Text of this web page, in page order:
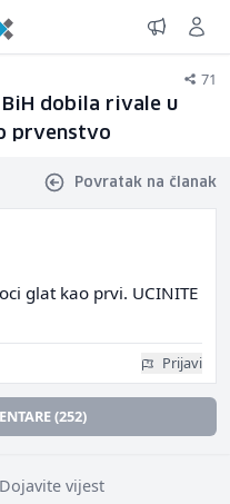
71
dobila rivale u
prvenstvo
Povratak na članak
glat kao prvi. UCINITE
Prijavi
(252)
Dojavite vijest